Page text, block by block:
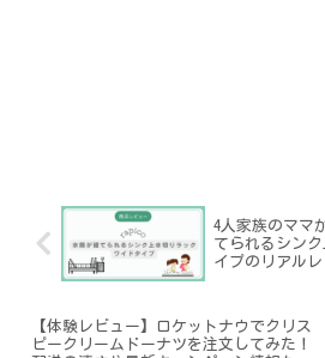
4人家族のママ
てられるシン
イプのリアルレ
【体験レビュー】ロケットナウでクリス
ピークリームドーナツを注文してみた！